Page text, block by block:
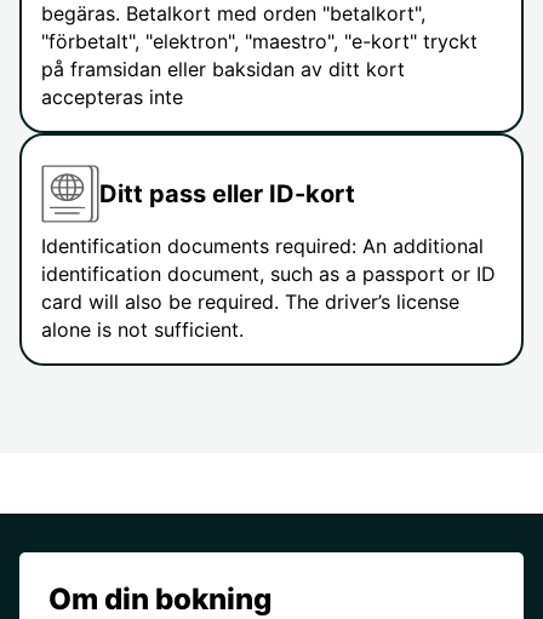
begäras. Betalkort med orden "betalkort",
"förbetalt", "elektron", "maestro", "e-kort" tryckt
på framsidan eller baksidan av ditt kort
accepteras inte
Ditt pass eller ID-kort
Identification documents required: An additional
identification document, such as a passport or ID
card will also be required. The driver’s license
alone is not sufficient.
Om din bokning